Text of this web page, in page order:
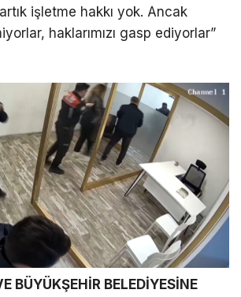
artık işletme hakkı yok. Ancak
haklarımızı gasp ediyorlar”
BÜYÜKŞEHİR BELEDİYESİNE